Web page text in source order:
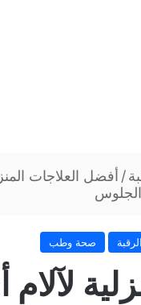
/ أفضل العلاجات
الجلوس
صحة وطب